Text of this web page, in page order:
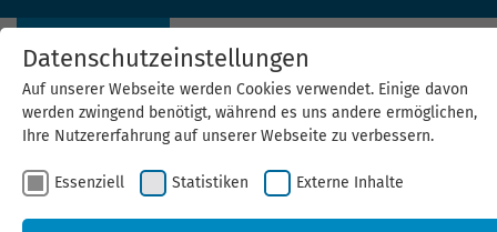
Datenschutzeinstellungen
Auf unserer Webseite werden Cookies verwendet. Einige davon
werden zwingend benötigt, während es uns andere ermöglichen,
Ihre Nutzererfahrung auf unserer Webseite zu verbessern.
Essenziell Statistiken Externe Inhalte